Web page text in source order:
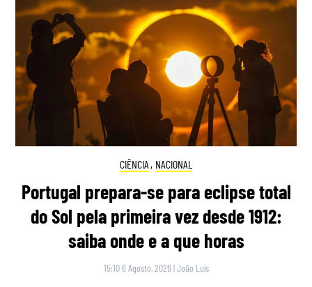
CIÊNCIA , NACIONAL
Portugal prepara-se para eclipse total
do Sol pela primeira vez desde 1912:
saiba onde e a que horas
15:10 6 Agosto, 2026 |João Luís